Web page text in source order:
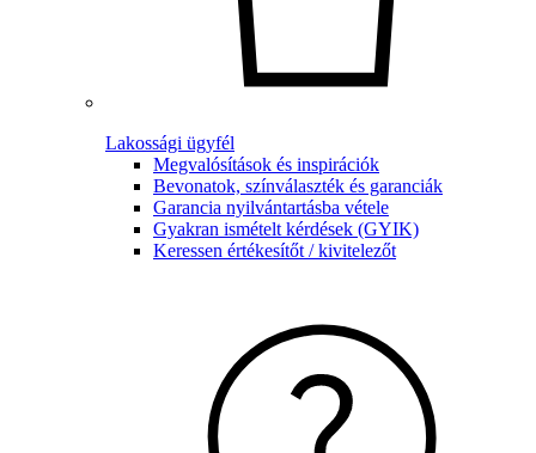
Lakossági ügyfél
Megvalósítások és inspirációk
Bevonatok, színválaszték és garanciák
Garancia nyilvántartásba vétele
Gyakran ismételt kérdések (GYIK)
Keressen értékesítőt / kivitelezőt